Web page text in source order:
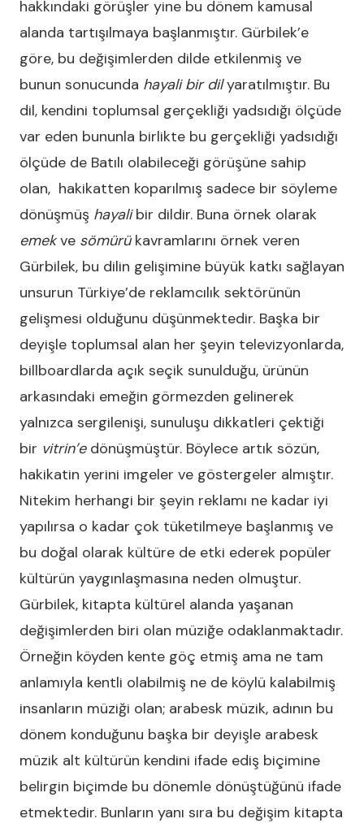
hakkındaki görüşler yine bu dönem kamusal
alanda tartışılmaya başlanmıştır. Gürbilek’e
göre, bu değişimlerden dilde etkilenmiş ve
bunun sonucunda hayali bir dilyaratılmıştır. Bu
dil, kendini toplumsal gerçekliği yadsıdığı ölçüde
var eden bununla birlikte bu gerçekliği yadsıdığı
ölçüde de Batılı olabileceği görüşüne sahip
olan, hakikatten koparılmış sadece bir söyleme
dönüşmüş hayalibir dildir. Buna örnek olarak
emekve sömürükavramlarını örnek veren
Gürbilek, bu dilin gelişimine büyük katkı sağlayan
unsurun Türkiye’de reklamcılık sektörünün
gelişmesi olduğunu düşünmektedir. Başka bir
deyişle toplumsal alan her şeyin televizyonlarda,
billboardlarda açık seçik sunulduğu, ürünün
arkasındaki emeğin görmezden gelinerek
yalnızca sergilenişi, sunuluşu dikkatleri çektiği
bir vitrin’e dönüşmüştür. Böylece artık sözün,
hakikatin yerini imgeler ve göstergeler almıştır.
Nitekim herhangi bir şeyin reklamı ne kadar iyi
yapılırsa o kadar çok tüketilmeye başlanmış ve
bu doğal olarak kültüre de etki ederek popüler
kültürün yaygınlaşmasına neden olmuştur.
Gürbilek, kitapta kültürel alanda yaşanan
değişimlerden biri olan müziğe odaklanmaktadır.
Örneğin köyden kente göç etmiş ama ne tam
anlamıyla kentli olabilmiş ne de köylü kalabilmiş
insanların müziği olan; arabesk müzik, adının bu
dönem konduğunu başka bir deyişle arabesk
müzik alt kültürün kendini ifade ediş biçimine
belirgin biçimde bu dönemle dönüştüğünü ifade
etmektedir. Bunların yanı sıra bu değişim kitapta